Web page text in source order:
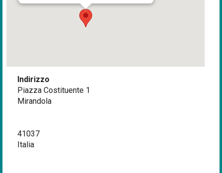
Indirizzo
Piazza Costituente 1
Mirandola
41037
Italia